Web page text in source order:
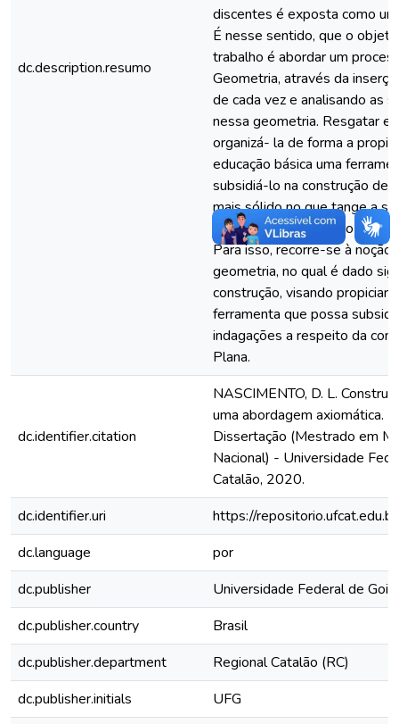
dc.description.resumo
discentes é exposta como
É nesse sentido, que o
trabalho é abordar um
Geometria, através da
de cada vez e analisando as
nessa geometria. Resgatar
organizá- la de forma a
educação básica uma
subsidiá-lo na construção de
mais sólido no que tange a
geometria é o objetivo
Para isso, recorre-se à
geometria, no qual é dado
construção, visando propiciar
ferramenta que possa
indagações a respeito da
Plana.
dc.identifier.citation
NASCIMENTO, D. L.
uma abordagem axiomática.
Dissertação (Mestrado em
Nacional) - Universidade
Catalão, 2020.
dc.identifier.uri
https://
dc.language
por
dc.publisher
Universidade Federal de
dc.publisher.country
Brasil
dc.publisher.department
Regional Catalão (RC)
dc.publisher.initials
UFG